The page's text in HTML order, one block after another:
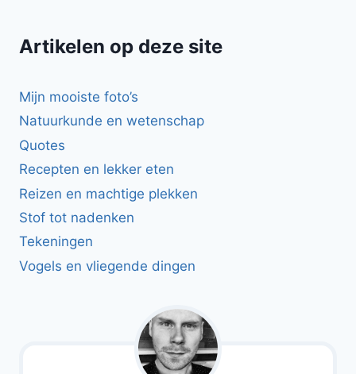
Artikelen op deze site
Mijn mooiste foto’s
Natuurkunde en wetenschap
Quotes
Recepten en lekker eten
Reizen en machtige plekken
Stof tot nadenken
Tekeningen
Vogels en vliegende dingen